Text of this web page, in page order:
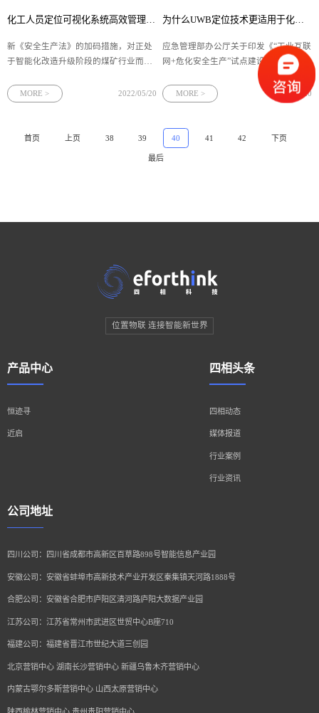
新《安全生产法》的加码措施，对正处
于智能化改造升级阶段的煤矿行业而
强化化工人员安全保障成为当前化工智
术重塑化工安全生产管理体系。
MORE > 2022/05/20
应急管理部办公厅关于印发《“工业互联
网+危化安全生产”试点建设方案》的通
知，在保持安全生产基本性条款不变的
情况下，着重强调了“人”在安全生产中
在落实新安全法下开始部署化工人员定
MORE > 2022/05/20
首页 上页 38 39 40 41 42 下页
最后
位置物联 连接智能新世界
产品中心
恒迹寻
近启
四相头条
四相动态
媒体报道
行业案例
行业资讯
公司地址
四川公司：四川省成都市高新区百草路898号智能信息产业园
安徽公司：安徽省蚌埠市高新技术产业开发区秦集镇天河路1888号
合肥公司：安徽省合肥市庐阳区清河路庐阳大数据产业园
江苏公司：江苏省常州市武进区世贸中心B座710
福建公司：福建省晋江市世纪大道三创园
北京营销中心 湖南长沙营销中心 新疆乌鲁木齐营销中心
内蒙古鄂尔多斯营销中心 山西太原营销中心